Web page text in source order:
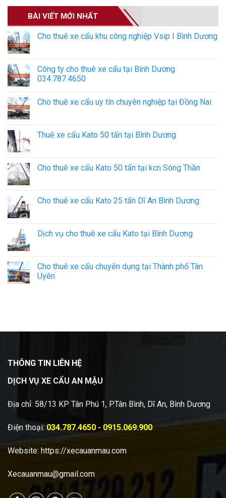
BÀI VIẾT MỚI NHẤT
Cho thuê xe cẩu khu công nghiệp Vsip I Bình Dương
Công ty cho thuê xe cẩu tại Bình Dương
034.787.4650
Cho thuê xe cẩu uy tín chuyên nghiệp tại Đồng Nai
Thuê xe cẩu Kato 50 tấn tại Bình Dương
Cho thuê xe cẩu Kato 50 tấn tại kcn Sóng Thần
Cho thuê xe cẩu Kato 25 tấn Dĩ An Bình Dương
Dịch vụ cho thuê xe cẩu Kato tại Bình Dương
Cho thuê xe cẩu chuyên dụng tại Thành phố Tân
Uyên
THÔNG TIN LIÊN HỆ
DỊCH VỤ XE CẨU AN MẬU
Địa chỉ: 58/13 KP Tân Phú 1, P.Tân Bình, Dĩ An, Bình Dương
Điện thoại: 034.787.4650 - 0915.069.900
Website: https://xecauanmau.com
Xecauanmau@gmail.com